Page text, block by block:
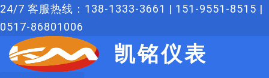
跳
至
24/7 客服热线：138-1333-3661 | 151-9551-8515 |
0517-86801006
凯铭仪表